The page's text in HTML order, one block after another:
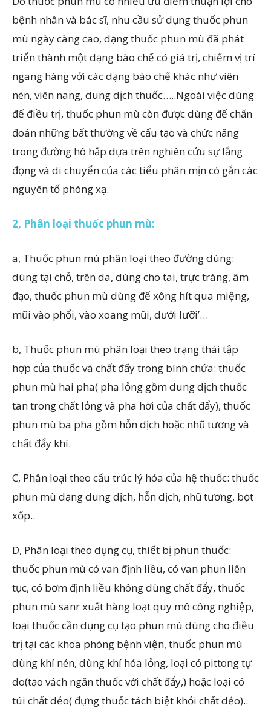
bệnh nhân và bác sĩ, nhu cầu sử dụng thuốc phun
mù ngày càng cao, dạng thuốc phun mù đã phát
triển thành một dạng bào chế có giá trị, chiếm vị trí
ngang hàng với các dạng bào chế khác như viên
nén, viên nang, dung dịch thuốc…..Ngoài việc dùng
để điều trị, thuốc phun mù còn được dùng để chẩn
đoán những bất thường về cấu tạo và chức năng
trong đường hô hấp dựa trên nghiên cứu sự lắng
đọng và di chuyển của các tiểu phân mịn có gắn các
nguyên tố phóng xạ.
2, Phân loại thuốc phun mù:
a, Thuốc phun mù phân loại theo đường dùng:
dùng tại chỗ, trên da, dùng cho tai, trực tràng, âm
đạo, thuốc phun mù dùng để xông hít qua miệng,
mũi vào phổi, vào xoang mũi, dưới lưỡi’…
b, Thuốc phun mù phân loại theo trạng thái tập
hợp của thuốc và chất đẩy trong bình chứa: thuốc
phun mù hai pha( pha lỏng gồm dung dịch thuốc
tan trong chất lỏng và pha hơi của chất đẩy), thuốc
phun mù ba pha gồm hỗn dịch hoặc nhũ tương và
chất đẩy khí.
C, Phân loại theo cấu trúc lý hóa của hệ thuốc: thuốc
phun mù dạng dung dịch, hỗn dịch, nhũ tương, bọt
xốp..
D, Phân loại theo dụng cụ, thiết bị phun thuốc:
thuốc phun mù có van định liều, có van phun liên
tục, có bơm định liều không dùng chất đẩy, thuốc
phun mù sanr xuất hàng loạt quy mô công nghiệp,
loại thuốc cần dụng cụ tạo phun mù dùng cho điều
trị tại các khoa phòng bệnh viện, thuốc phun mù
dùng khí nén, dùng khí hóa lỏng, loại có pittong tự
do(tạo vách ngăn thuốc với chất đẩy,) hoặc loại có
túi chất dẻo( đựng thuốc tách biệt khỏi chất dẻo)..